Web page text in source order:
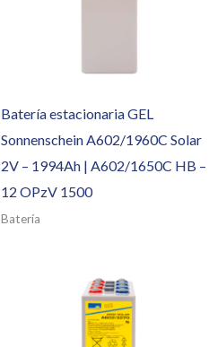
Batería estacionaria GEL
Sonnenschein A602/1960C Solar
2V – 1994Ah | A602/1650C HB –
12 OPzV 1500
Batería